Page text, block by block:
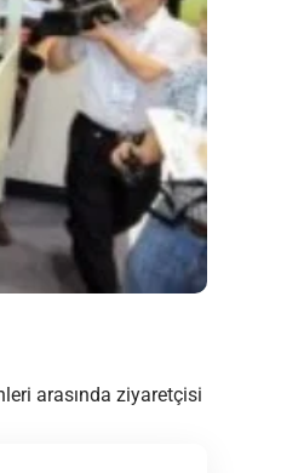
arasında ziyaretçisi